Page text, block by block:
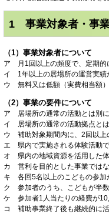
1 事業対象者・事
（1）事業対象者について
ア 月1回以上の頻度で、定期的
イ 1年以上の居場所の運営実績
ウ 無料又は低額（実費相当額）
（2）事業の要件について
ア 居場所の通常の活動とは別に
イ 居場所の通常の活動拠点とは
ウ 補助対象期間内に、2回以上
エ 県内で実施される体験活動で
オ 県内の地域資源を活用した体
カ 営利を目的とした事業ではな
キ 各回5名以上のこどもの参加
ク 参加者のうち、こどもが半数
ケ 参加者1人当たりの経費が
コ 補助事業終了後も継続的に